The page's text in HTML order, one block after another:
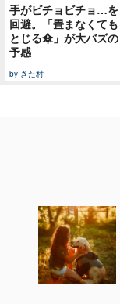
手がビチョビチョ…を
回避。「畳まなくても
とじる傘」が大バズの
予感
by きた村